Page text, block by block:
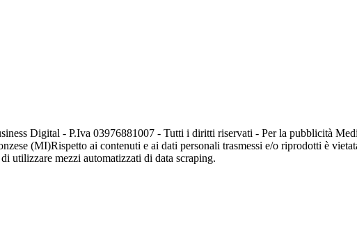
Digital - P.Iva 03976881007 - Tutti i diritti riservati - Per la pubblicità
(MI)Rispetto ai contenuti e ai dati personali trasmessi e/o riprodotti è
utilizzare mezzi automatizzati di data scraping.